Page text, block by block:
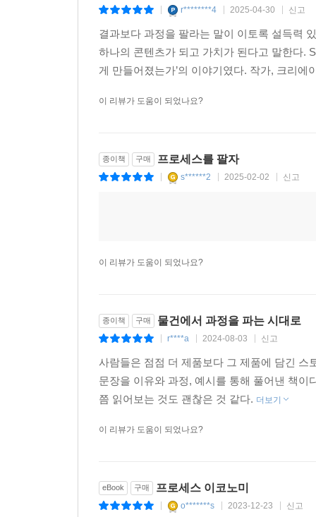
r********4 2025-04-30 신고
결과보다 과정을 팔라는 말이 이토록 설득력
하나의 콘텐츠가 되고 가치가 된다고 말한다.
게 만들어졌는가’의 이야기였다. 작가, 크리
이 리뷰가 도움이 되었나요?
종이책 구매 프로세스를 팔자
s******2 2025-02-02 신고
이 리뷰가 도움이 되었나요?
종이책 구매 물건에서 과정을 파는 시대로
r****a 2024-08-03 신고
사람들은 점점 더 제품보다 그 제품에 담긴 스
문장을 이유와 과정, 예시를 통해 풀어낸 책
쯤 읽어보는 것도 괜찮은 것 같다. 더보기
이 리뷰가 도움이 되었나요?
eBook 구매 프로세스 이코노미
o*******s 2023-12-23 신고